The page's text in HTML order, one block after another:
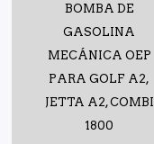
BOMBA DE
GASOLINA
MECÁNICA OEP
PARA GOLF A2,
JETTA A2, COMBI
1800